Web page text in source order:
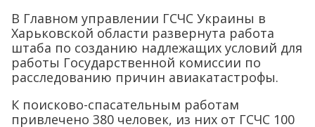
В Главном управлении ГСЧС Украины в
Харьковской области развернута работа
штаба по созданию надлежащих условий для
работы Государственной комиссии по
расследованию причин авиакатастрофы.
К поисково-спасательным работам
привлечено 380 человек, из них от ГСЧС 100